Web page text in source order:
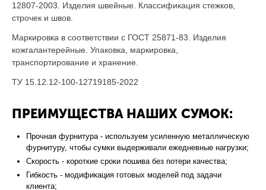
12807-2003. Изделия швейные. Классификация стежков,
строчек и швов.
Маркировка в соответствии с ГОСТ 25871-83. Изделия
кожгалантерейные. Упаковка, маркировка,
транспортирование и хранение.
ТУ 15.12.12-100-12719185-2022
ПРЕИМУЩЕСТВА НАШИХ СУМОК:
Прочная фурнитура - используем усиленную металлическую
фурнитуру, чтобы сумки выдерживали ежедневные нагрузки;
Скорость - короткие сроки пошива без потери качества;
Гибкость - модификация готовых моделей под задачи
клиента;